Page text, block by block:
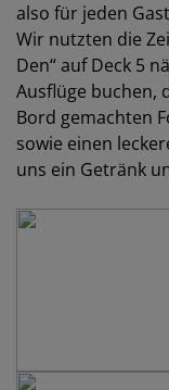
also für jeden
Wir nutzten die
Den“ auf Deck 5
Ausflüge buchen,
Bord gemachten
sowie einen
uns ein Getränk